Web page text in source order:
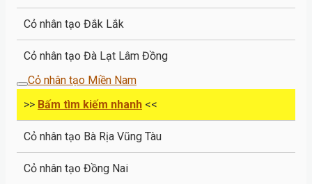
Cỏ nhân tạo Đắk Lắk
Cỏ nhân tạo Đà Lạt Lâm Đồng
Cỏ nhân tạo Miền Nam
>> Bấm tìm kiếm nhanh <<
Cỏ nhân tạo Bà Rịa Vũng Tàu
Cỏ nhân tạo Đồng Nai